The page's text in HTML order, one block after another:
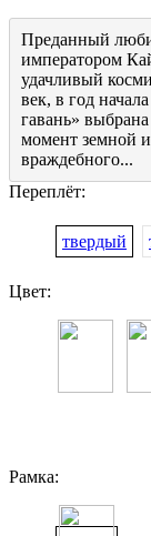
Преданный
императором
удачливый
век, в год
гавань»
момент земной
враждебного...
Переплёт:
твердый
Цвет:
Рамка: